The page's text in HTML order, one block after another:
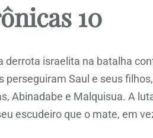
10
derrota israelita na batalha
perseguiram Saul e seus
Abinadabe e Malquisua. A
escudeiro que o mate, em